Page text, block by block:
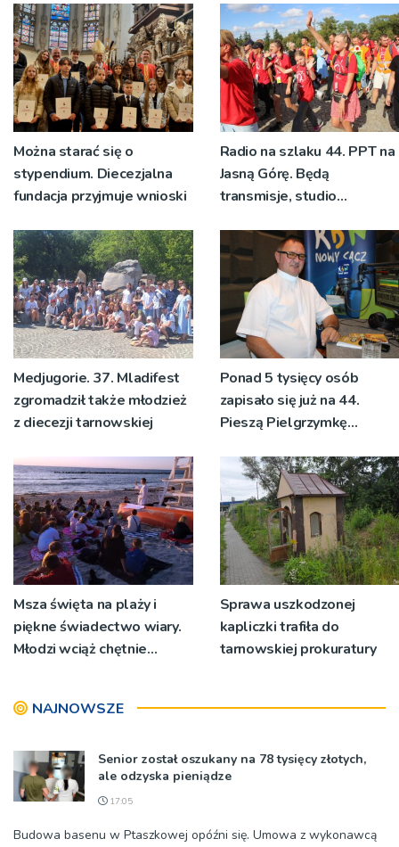
znaczeniu Sakramentów
[ZDJĘCIA]
Można starać się o
stypendium. Diecezjalna
fundacja przyjmuje wnioski
Radio na szlaku 44. PPT na
Jasną Górę. Będą
transmisje, studio
pozdrowienia
Medjugorie. 37. Mladifest
zgromadził także młodzież
z diecezji tarnowskiej
Ponad 5 tysięcy osób
zapisało się już na 44.
Pieszą Pielgrzymkę
Msza święta na plaży i
piękne świadectwo wiary.
Młodzi wciąż chętnie
Sprawa uszkodzonej
kapliczki trafiła do
tarnowskiej prokuratury
NAJNOWSZE
Senior został oszukany na 78 tysięcy złotych,
ale odzyska pieniądze
17:05
Budowa basenu w Ptaszkowej opóźni się. Umowa z wykonawcą